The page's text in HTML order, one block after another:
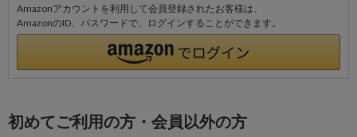
Amazonアカウントを利用して会員登録されたお客様は、
AmazonのID、パスワードで、ログインすることができます。
初めてご利用の方・会員以外の方